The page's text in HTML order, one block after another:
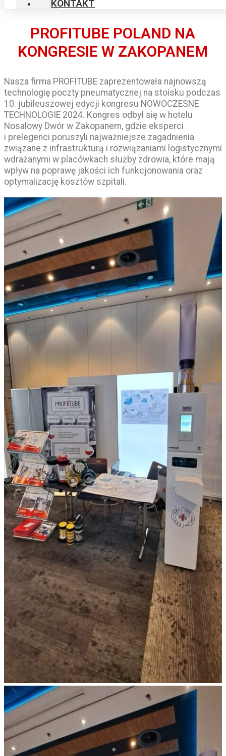
KONTAKT
PROFITUBE POLAND NA
KONGRESIE W ZAKOPANEM
Nasza firma PROFITUBE zaprezentowała najnowszą
technologię poczty pneumatycznej na stoisku podczas
10. jubileuszowej edycji kongresu NOWOCZESNE
TECHNOLOGIE 2024. Kongres odbył się w hotelu
Nosalowy Dwór w Zakopanem, gdzie eksperci
i prelegenci poruszyli najważniejsze zagadnienia
związane z infrastrukturą i rozwiązaniami logistycznymi
wdrażanymi w placówkach służby zdrowia, które mają
wpływ na poprawę jakości ich funkcjonowania oraz
optymalizację kosztów szpitali.